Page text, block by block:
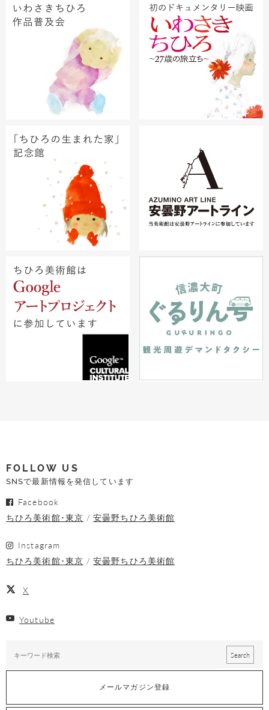
FOLLOW US
SNSで最新情報を発信しています
Facebook
ちひろ美術館･東京
安曇野ちひろ美術館
Instagram
ちひろ美術館･東京
安曇野ちひろ美術館
X
Youtube
メールマガジン登録